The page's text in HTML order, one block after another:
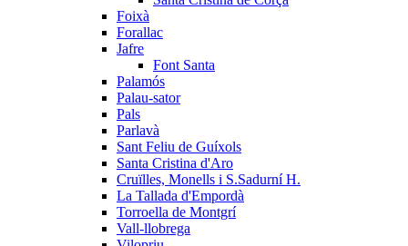
Foixà
Forallac
Jafre
Font Santa
Palamós
Palau-sator
Pals
Parlavà
Sant Feliu de Guíxols
Santa Cristina d'Aro
Cruïlles, Monells i S.Sadurní H.
La Tallada d'Empordà
Torroella de Montgrí
Vall-llobrega